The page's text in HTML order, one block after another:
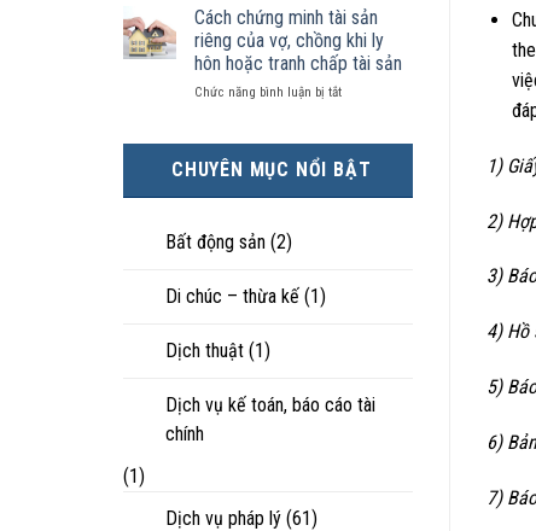
thực
tế?
chia
như
nào?
tế
tốt
hơn
cũng
được
con
ly
hôn
khi
hôn
nhân
Góc
nhìn
Cách chứng minh tài sản
riêng của vợ, chồng khi ly
hôn hoặc tranh chấp tài sản
Chức năng bình luận bị tắtở
tài
chấp
CHUYÊN MỤC NỔI BẬT
Bất động sản (2)
Di chúc – thừa kế (1)
Dịch thuật (1)
Dịch vụ kế toán, báo cáo tài
chính
(1)
Dịch vụ pháp lý (61)
1)
2)
3)
4) Hồ
5)
6)
7)